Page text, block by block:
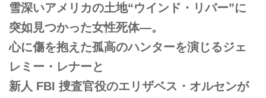
雪深いアメリカの土地“ウインド・リバー”に
突如見つかった女性死体―。
心に傷を抱えた孤高のハンターを演じるジェ
レミー・レナーと
新人 FBI 捜査官役のエリザベス・オルセンが